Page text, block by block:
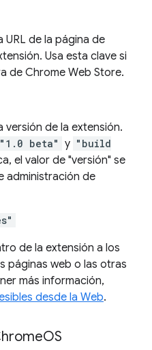
de la página de
Usa esta clave si
de Chrome Web Store.
versión de la extensión.
"1.0 beta" y "build
el valor de "versión" se
administración de
de la extensión a los
páginas web o las otras
más información,
desde la Web.
OS